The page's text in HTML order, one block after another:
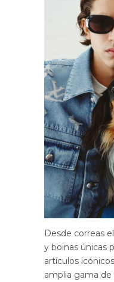
Desde correas
y boinas únicas
artículos
amplia gama de